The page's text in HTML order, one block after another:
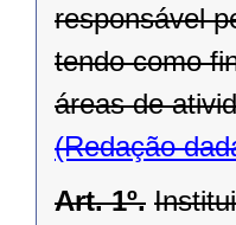
responsável
tendo como
áreas de
(Redação
Art. 1º.